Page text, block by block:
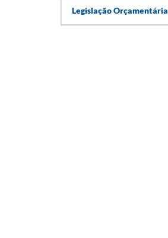
Legislação Orçamentária